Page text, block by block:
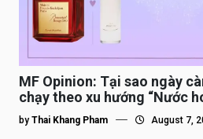
MF Opinion: Tại sao ngày
chạy theo xu hướng “Nước
by Thai Khang Pham August 7,